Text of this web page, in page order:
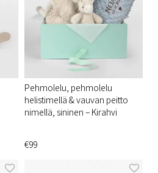
Pehmolelu, pehmolelu
helistimellä & vauvan peitto
nimellä, sininen – Kirahvi
€99